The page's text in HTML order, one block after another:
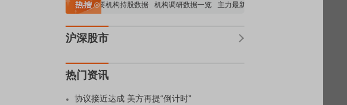
A股估值分析全览 重要机构持股数据 机构调研数据一览 主力最新动向
沪深股市
热门资讯
协议接近达成 美方再提“倒计时”